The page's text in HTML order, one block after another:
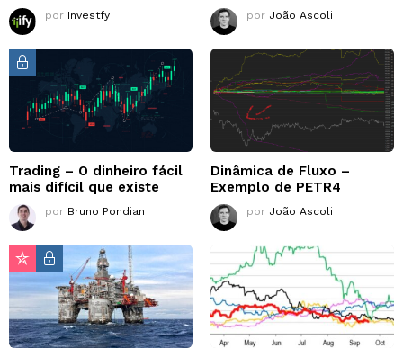
por Investfy por João Ascoli
Trading – O dinheiro fácil
mais difícil que existe
por Bruno Pondian
Dinâmica de Fluxo –
Exemplo de PETR4
por João Ascoli